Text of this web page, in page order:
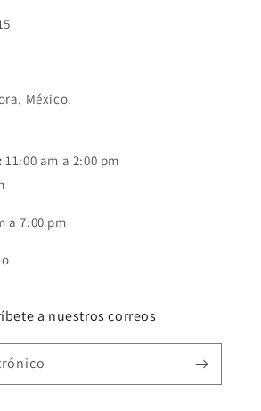
México.
11:00 am a 2:00 pm
a 7:00 pm
a nuestros correos